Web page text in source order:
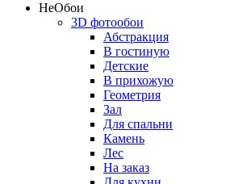
НеОбои
3D фотообои
Абстракция
В гостиную
Детские
В прихожую
Геометрия
Зал
Для спальни
Камень
Лес
На заказ